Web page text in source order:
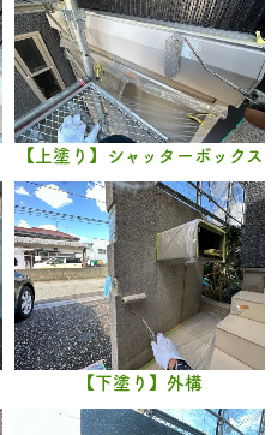
【上塗り】シャッターボックス
【下塗り】外構